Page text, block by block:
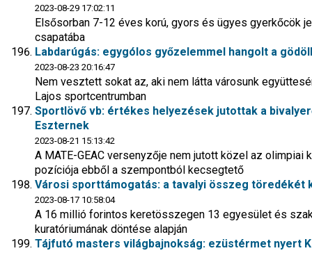
2023-08-29 17:02:11
Elsősorban 7-12 éves korú, gyors és ügyes gyerkőcök
csapatába
Labdarúgás: egygólos győzelemmel hangolt a
2023-08-23 20:16:47
Nem vesztett sokat az, aki nem látta városunk
Lajos sportcentrumban
Sportlövő vb: értékes helyezések jutottak a
Eszternek
2023-08-21 15:13:42
A MATE-GEAC versenyzője nem jutott közel az
pozíciója ebből a szempontból kecsegtető
Városi sporttámogatás: a tavalyi összeg töredékét
2023-08-17 10:58:04
A 16 millió forintos keretösszegen 13 egyesület és
kuratóriumának döntése alapján
Tájfutó masters világbajnokság: ezüstérmet nyert